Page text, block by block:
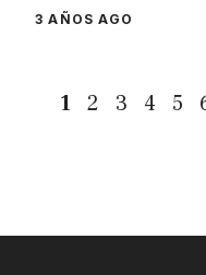
3 AÑOS AGO
Página
1 Página
2 Página
3 4 5